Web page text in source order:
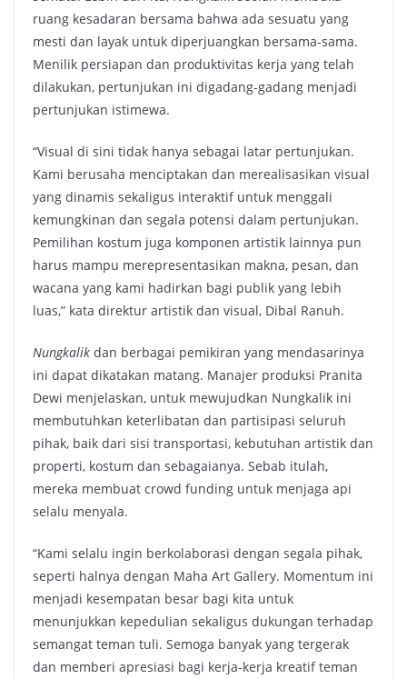
ruang kesadaran bersama bahwa ada sesuatu yang
mesti dan layak untuk diperjuangkan bersama-sama.
Menilik persiapan dan produktivitas kerja yang telah
dilakukan, pertunjukan ini digadang-gadang menjadi
pertunjukan istimewa.
“Visual di sini tidak hanya sebagai latar pertunjukan.
Kami berusaha menciptakan dan merealisasikan visual
yang dinamis sekaligus interaktif untuk menggali
kemungkinan dan segala potensi dalam pertunjukan.
Pemilihan kostum juga komponen artistik lainnya pun
harus mampu merepresentasikan makna, pesan, dan
wacana yang kami hadirkan bagi publik yang lebih
luas,” kata direktur artistik dan visual, Dibal Ranuh.
Nungkalik dan berbagai pemikiran yang mendasarinya
ini dapat dikatakan matang. Manajer produksi Pranita
Dewi menjelaskan, untuk mewujudkan Nungkalik ini
membutuhkan keterlibatan dan partisipasi seluruh
pihak, baik dari sisi transportasi, kebutuhan artistik dan
properti, kostum dan sebagaianya. Sebab itulah,
mereka membuat crowd funding untuk menjaga api
selalu menyala.
“Kami selalu ingin berkolaborasi dengan segala pihak,
seperti halnya dengan Maha Art Gallery. Momentum ini
menjadi kesempatan besar bagi kita untuk
menunjukkan kepedulian sekaligus dukungan terhadap
semangat teman tuli. Semoga banyak yang tergerak
dan memberi apresiasi bagi kerja-kerja kreatif teman